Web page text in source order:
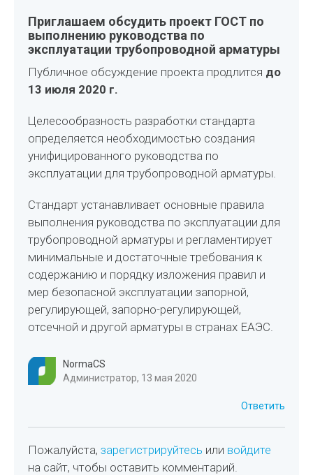
Приглашаем обсудить проект ГОСТ по
выполнению руководства по
эксплуатации трубопроводной арматуры
Публичное обсуждение проекта продлится до
13 июля 2020 г.
Целесообразность разработки стандарта
определяется необходимостью создания
унифицированного руководства по
эксплуатации для трубопроводной арматуры.
Стандарт устанавливает основные правила
выполнения руководства по эксплуатации для
трубопроводной арматуры и регламентирует
минимальные и достаточные требования к
содержанию и порядку изложения правил и
мер безопасной эксплуатации запорной,
регулирующей, запорно-регулирующей,
отсечной и другой арматуры в странах ЕАЭС.
NormaCS
Администратор, 13 мая 2020
Ответить
Пожалуйста,зарегистрируйтесь или войдите
на сайт, чтобы оставить комментарий.